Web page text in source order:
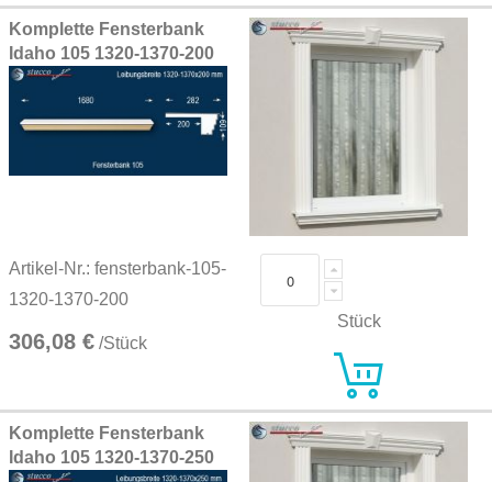
Komplette Fensterbank
Idaho 105 1320-1370-200
Artikel-Nr.: fensterbank-105-
1320-1370-200
306,08 € /Stück
Stück
Komplette Fensterbank
Idaho 105 1320-1370-250